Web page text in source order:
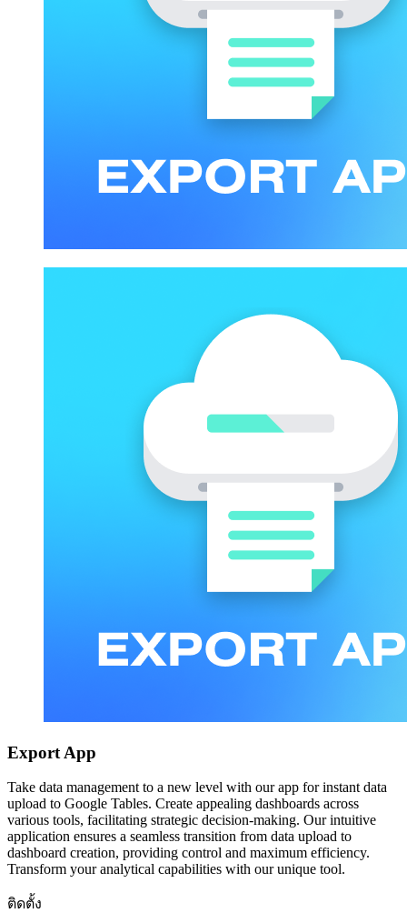
Export App
Take data management to a new level with our app for instant data
upload to Google Tables. Create appealing dashboards across
various tools, facilitating strategic decision-making. Our intuitive
application ensures a seamless transition from data upload to
dashboard creation, providing control and maximum efficiency.
Transform your analytical capabilities with our unique tool.
ติดตั้ง